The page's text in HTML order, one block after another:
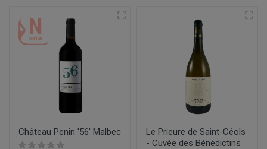
Château Penin '56' Malbec
Le Prieure de Saint-Céols
- Cuvée des Bénédictins